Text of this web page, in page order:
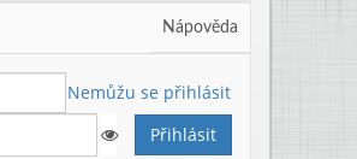
Nápověda
Nemůžu se přihlásit